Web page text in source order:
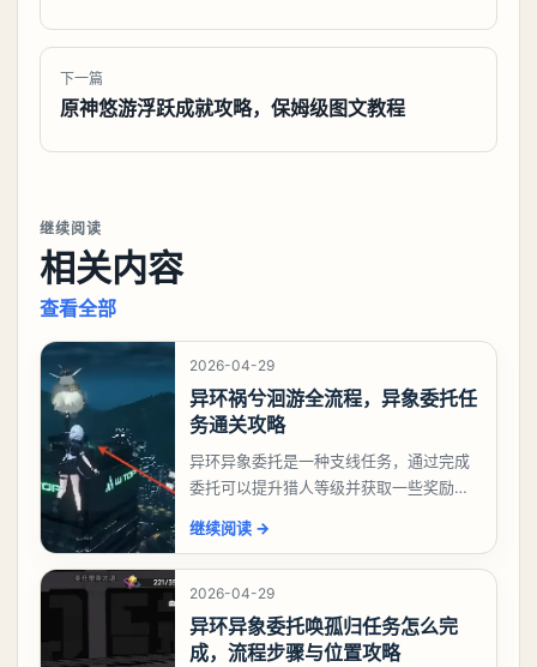
下一篇
原神悠游浮跃成就攻略，保姆级图文教程
继续阅读
相关内容
查看全部
2026-04-29
异环祸兮洄游全流程，异象委托任
务通关攻略
异环异象委托是一种支线任务，通过完成
委托可以提升猎人等级并获取一些奖励，
么做，下面就来告诉大家。异环异象委托
祸兮洄游任务攻略
继续阅读 →
2026-04-29
异环异象委托唤孤归任务怎么完
成，流程步骤与位置攻略